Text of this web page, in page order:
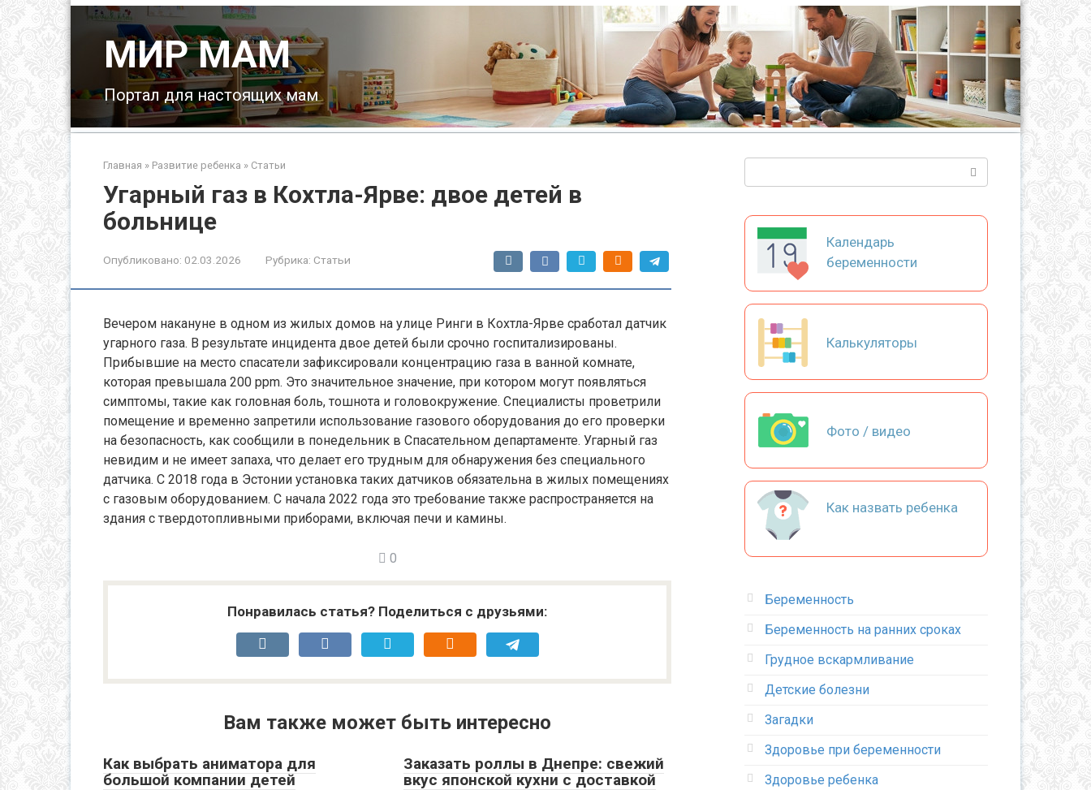
МИР МАМ
Портал для настоящих мам
Главная » Развитие ребенка » Статьи
Угарный газ в Кохтла-Ярве: двое детей в
больнице
Опубликовано: 02.03.2026 Рубрика: Статьи
Вечером накануне в одном из жилых домов на улице Ринги в Кохтла-Ярве сработал датчик
угарного газа. В результате инцидента двое детей были срочно госпитализированы.
Прибывшие на место спасатели зафиксировали концентрацию газа в ванной комнате,
которая превышала 200 ppm. Это значительное значение, при котором могут появляться
симптомы, такие как головная боль, тошнота и головокружение. Специалисты проветрили
помещение и временно запретили использование газового оборудования до его проверки
на безопасность, как сообщили в понедельник в Спасательном департаменте. Угарный газ
невидим и не имеет запаха, что делает его трудным для обнаружения без специального
датчика. С 2018 года в Эстонии установка таких датчиков обязательна в жилых помещениях
с газовым оборудованием. С начала 2022 года это требование также распространяется на
здания с твердотопливными приборами, включая печи и камины.
0
Понравилась статья? Поделиться с друзьями:
Вам также может быть интересно
Как выбрать аниматора для
большой компании детей
Заказать роллы в Днепре: свежий
вкус японской кухни с доставкой
Календарь
беременности
Калькуляторы
Фото / видео
Как назвать ребенка
Беременность
Беременность на ранних сроках
Грудное вскармливание
Детские болезни
Загадки
Здоровье при беременности
Здоровье ребенка